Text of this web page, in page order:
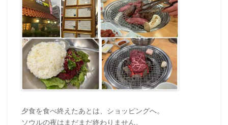
夕食を食べ終えたあとは、ショッピングへ。
ソウルの夜はまだまだ終わりません。